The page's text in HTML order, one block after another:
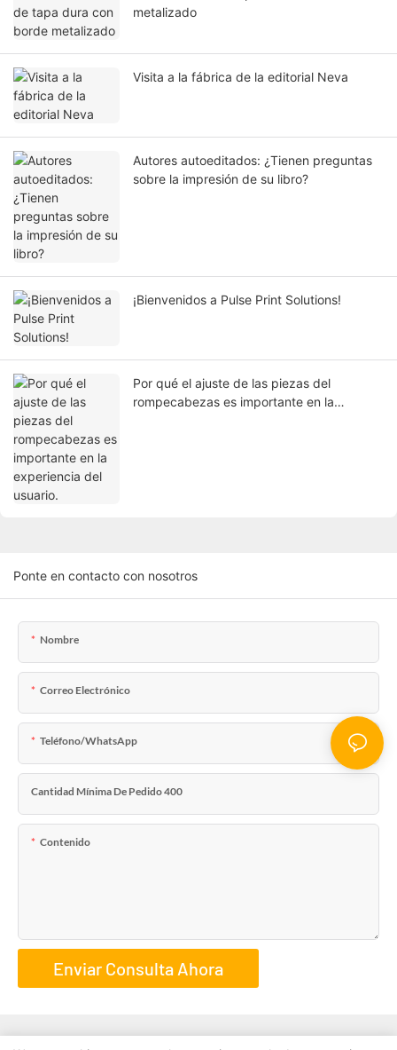
metalizado
Visita a la fábrica de la editorial Neva
Autores autoeditados: ¿Tienen preguntas
sobre la impresión de su libro?
¡Bienvenidos a Pulse Print Solutions!
Por qué el ajuste de las piezas del
rompecabezas es importante en la
Ponte en contacto con nosotros
Nombre
Correo Electrónico
Teléfono/WhatsApp
Cantidad Mínima De Pedido 400
Contenido
Enviar Consulta Ahora